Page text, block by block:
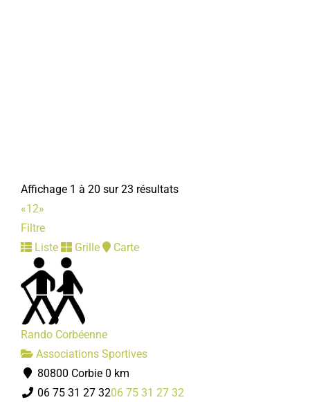
Mélanie GAUTHIER
Club coeur et santé
Associations Diverses
80800 Corbie
03 22 40 66 64
Christian CRESPEL
Affichage 1 à 20 sur 23 résultats
«12»
Filtre
Liste
Grille Carte
Rando Corbéenne
Associations Sportives
80800 Corbie 0 km
06 75 31 27 3206 75 31 27 32